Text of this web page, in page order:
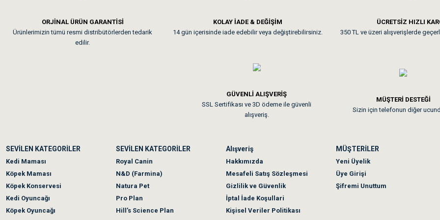
Kedilerim beğeniyorlar. Memnunuz. Uygun fiyatta olması iyi.
Akşam verdiğim sipariş bir sonraki gün elime ulaştı. Jack russell köpeğim severek yedi. Tüy
ORJİNAL ÜRÜN GARANTİSİ
Ürünlerimizin tümü resmi distribütörlerden tedarik
edilir.
KOLAY İADE & DEĞİŞİM
14 gün içerisinde iade edebilir veya değiştirebilirsiniz.
ÜCRETSİZ HIZLI
350 TL ve üzeri alışverişlerde
GÜVENLİ ALIŞVERİŞ
SSL Sertifikası ve 3D ödeme ile güvenli
alışveriş.
MÜŞTERİ DESTEĞİ
Sizin için telefonun diğer
SEVİLEN KATEGORİLER
Kedi Maması
Köpek Maması
Köpek Konservesi
Kedi Oyuncağı
Köpek Oyuncağı
SEVİLEN KATEGORİLER
Royal Canin
N&D (Farmina)
Natura Pet
Pro Plan
Hill’s Science Plan
Alışveriş
Hakkımızda
Mesafeli Satış Sözleşmesi
Gizlilik ve Güvenlik
İptal İade Koşullari
Kişisel Veriler Politikası
MÜŞTERİLER
Yeni Üyelik
Üye Girişi
Şifremi Unuttum